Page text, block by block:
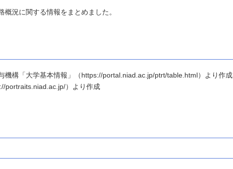
況に関する情報をまとめました。
機構「大学基本情報」（https://portal.niad.ac.jp/ptrt/table.html）より作成
portraits.niad.ac.jp/）より作成